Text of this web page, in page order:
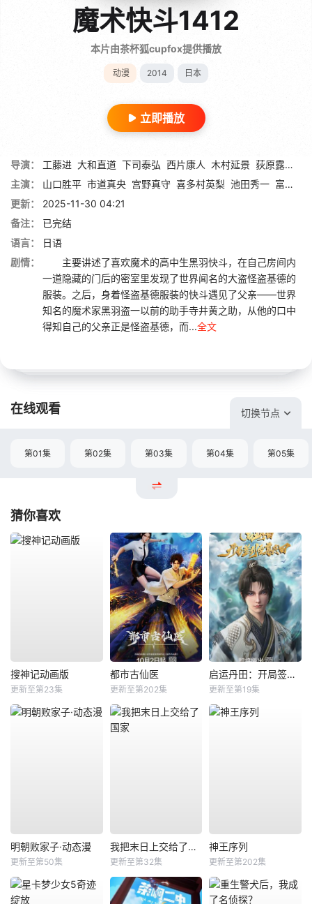
魔术快斗1412
本片由茶杯狐cupfox提供播放
动漫 2014 日本
立即播放
导演： 工藤进 大和直道 下司泰弘 西片康人 木村延景 荻原露光
主演：
山口胜平 市道真央 宫野真守 喜多村英梨 池田秀一 富泽美智惠
更新：
2025-11-30 04:21
备注：
已完结
语言：
日语
剧情：
主要讲述了喜欢魔术的高中生黑羽快斗，在自己房间内
一道隐藏的门后的密室里发现了世界闻名的大盗怪盗基德的
服装。之后，身着怪盗基德服装的快斗遇见了父亲——世界
知名的魔术家黑羽盗一以前的助手寺井黄之助，从他的口中
得知自己的父亲正是怪盗基德，而...全文
在线观看 切换节点
第01集 第02集 第03集 第04集 第05集
猜你喜欢
搜神记动画版
更新至第23集
都市古仙医
更新至第202集
启运丹田：开局签到至尊丹田
更新至第19集
明朝败家子·动态漫
更新至第50集
我把末日上交给了国家
更新至第32集
神王序列
更新至第202集